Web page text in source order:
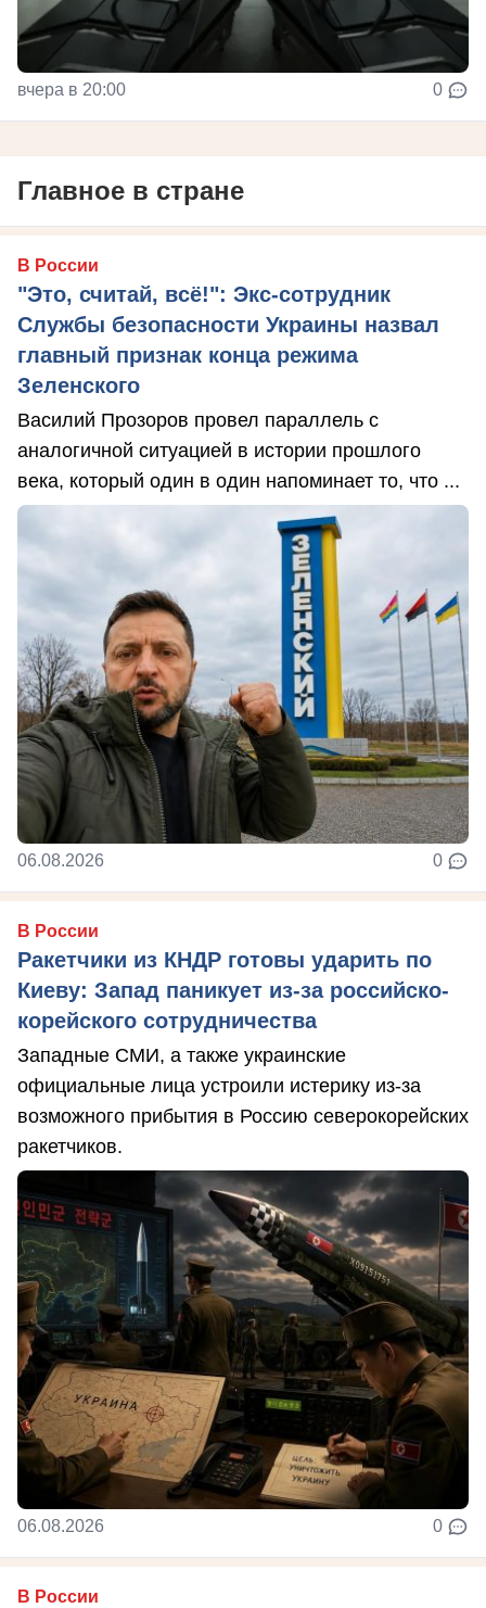
вчера в 20:00 0
Главное в стране
В России
"Это, считай, всё!": Экс-сотрудник
Службы безопасности Украины назвал
главный признак конца режима
Зеленского
Василий Прозоров провел параллель с
аналогичной ситуацией в истории прошлого
века, который один в один напоминает то, что ...
06.08.2026 0
В России
Ракетчики из КНДР готовы ударить по
Киеву: Запад паникует из-за российско-
корейского сотрудничества
Западные СМИ, а также украинские
официальные лица устроили истерику из-за
возможного прибытия в Россию северокорейских
ракетчиков.
06.08.2026 0
В России